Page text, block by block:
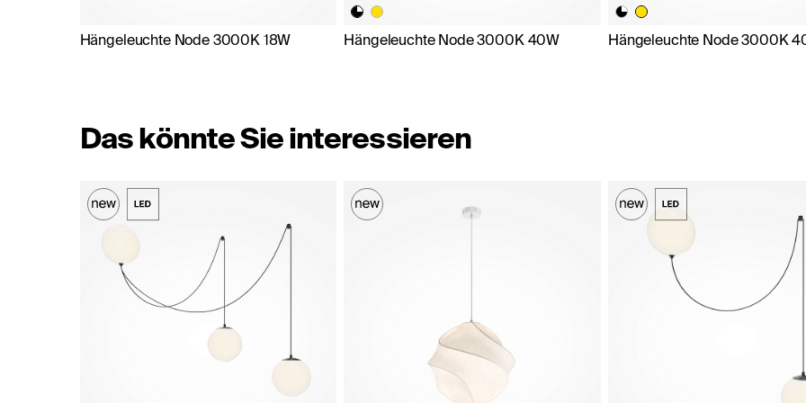
Hängeleuchte Node 3000K 18W Hängeleuchte Node 3000K 40W Hängeleuchte Node 3000K
Das könnte Sie interessieren